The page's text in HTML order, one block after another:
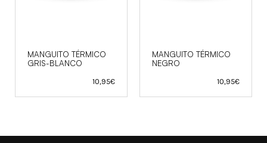
MANGUITO TÉRMICO
GRIS-BLANCO
10,95€
MANGUITO TÉRMICO
NEGRO
10,95€